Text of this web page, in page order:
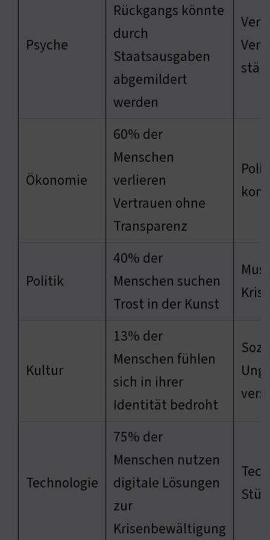
Psyche
Rückgangs könnte
durch
Staatsausgaben
abgemildert
werden
Ökonomie
60% der
Menschen
verlieren
Vertrauen ohne
Transparenz
Politik
40% der
Menschen suchen
Trost in der Kunst
Kultur
13% der
Menschen fühlen
sich in ihrer
Identität bedroht
Technologie
75% der
Menschen nutzen
digitale Lösungen
zur
Krisenbewältigung